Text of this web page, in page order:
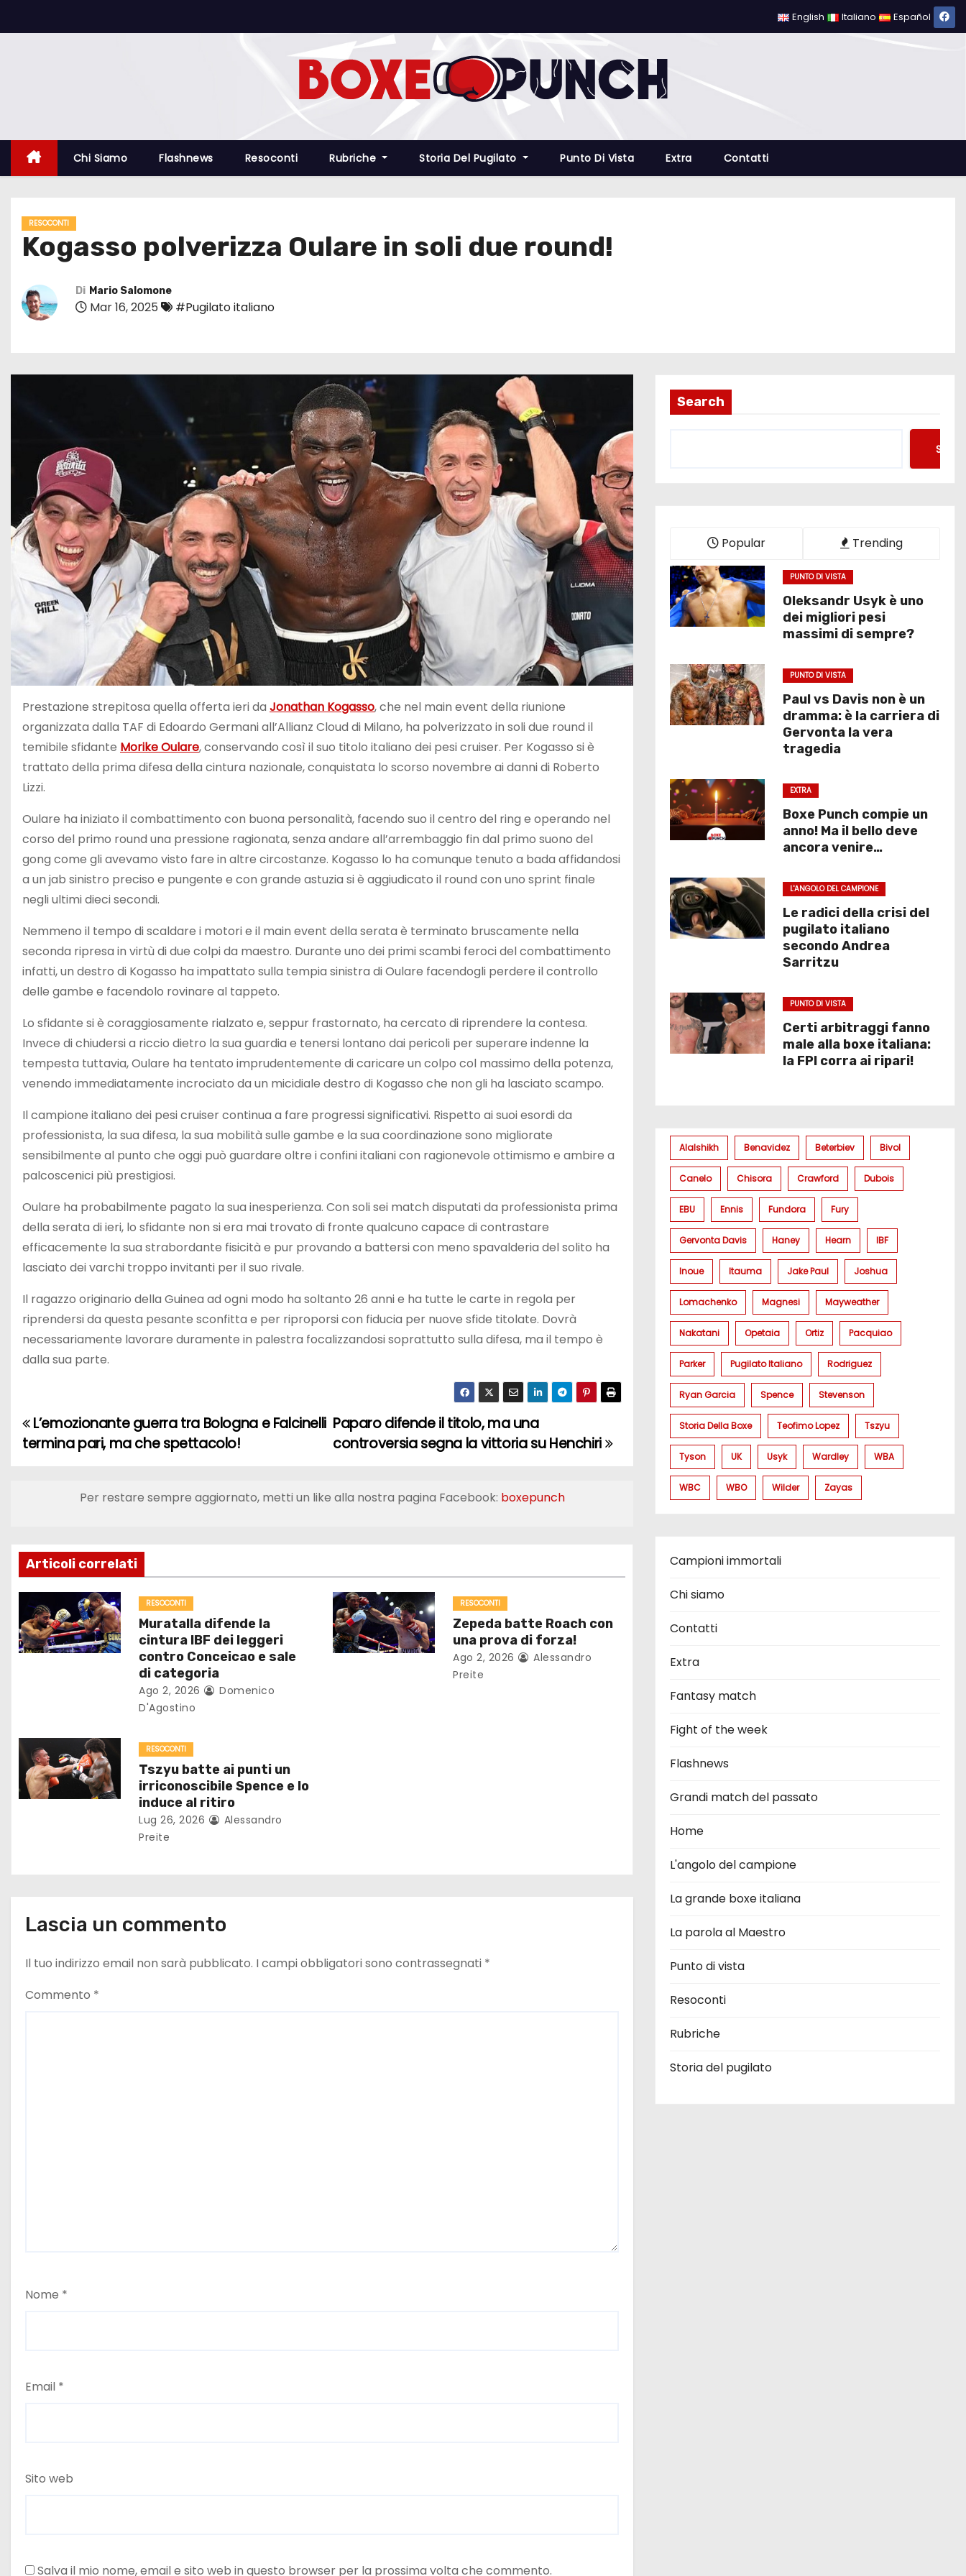
a
English Italiano Español
Chi Siamo Flashnews Resoconti Rubriche Storia Del Pugilato Punto Di Vista Extra Contatti
RESOCONTI
Kogasso polverizza Oulare in soli due round!
Di Mario Salomone
Mar 16, 2025 #Pugilato italiano
Prestazione strepitosa quella offerta ieri da Jonathan Kogasso, che nel main event della riunione
organizzata dalla TAF di Edoardo Germani all’Allianz Cloud di Milano, ha polverizzato in soli due round il
temibile sfidante Morike Oulare, conservando così il suo titolo italiano dei pesi cruiser. Per Kogasso si è
trattato della prima difesa della cintura nazionale, conquistata lo scorso novembre ai danni di Roberto
Lizzi.
Oulare ha iniziato il combattimento con buona personalità, facendo suo il centro del ring e operando nel
corso del primo round una pressione ragionata, senza andare all’arrembaggio fin dal primo suono del
gong come gli avevamo visto fare in altre circostanze. Kogasso lo ha comunque tenuto a bada affidandosi
a un jab sinistro preciso e pungente e con grande astuzia si è aggiudicato il round con uno sprint finale
negli ultimi dieci secondi.
Nemmeno il tempo di scaldare i motori e il main event della serata è terminato bruscamente nella
seconda ripresa in virtù di due colpi da maestro. Durante uno dei primi scambi feroci del combattimento
infatti, un destro di Kogasso ha impattato sulla tempia sinistra di Oulare facendogli perdere il controllo
delle gambe e facendolo rovinare al tappeto.
Lo sfidante si è coraggiosamente rialzato e, seppur frastornato, ha cercato di riprendere la contesa.
Invece di chiudersi a riccio dietro la sua guardia e tenersi lontano dai pericoli per superare indenne la
tempesta tuttavia, Oulare ha tentato imprudentemente di caricare un colpo col massimo della potenza,
venendo immediatamente incrociato da un micidiale destro di Kogasso che non gli ha lasciato scampo.
Il campione italiano dei pesi cruiser continua a fare progressi significativi. Rispetto ai suoi esordi da
professionista, la sua difesa, la sua mobilità sulle gambe e la sua coordinazione sono migliorate
sensibilmente al punto che oggi può guardare oltre i confini italiani con ragionevole ottimismo e ambire a
palcoscenici più prestigiosi.
Oulare ha probabilmente pagato la sua inesperienza. Con soli sei match disputati da professionista prima
della serata di ieri, lo sfidante non si era mai trovato di fronte qualcuno capace di contrastare
efficacemente la sua strabordante fisicità e pur provando a battersi con meno spavalderia del solito ha
lasciato dei varchi troppo invitanti per il suo rivale.
Il ragazzo originario della Guinea ad ogni modo ha soltanto 26 anni e ha tutte le carte in regola per
riprendersi da questa pesante sconfitta e per riproporsi con fiducia per nuove sfide titolate. Dovrà
necessariamente lavorare duramente in palestra focalizzandosi soprattutto sulla difesa, ma il tempo è
dalla sua parte.
N
g
a
z
i
e
a
r
o
i
Paparo difende il titolo, ma una
controversia segna la vittoria su Henchiri
L’emozionante guerra tra Bologna e Falcinelli
termina pari, ma che spettacolo!
Per restare sempre aggiornato, metti un like alla nostra pagina Facebook: boxepunch
Articoli correlati
RESOCONTI
Muratalla difende la
cintura IBF dei leggeri
contro Conceicao e sale
di categoria
Ago 2, 2026
Domenico
D'Agostino
RESOCONTI
Zepeda batte Roach con
una prova di forza!
Ago 2, 2026
Alessandro
Preite
RESOCONTI
Tszyu batte ai punti un
irriconoscibile Spence e lo
induce al ritiro
Lug 26, 2026
Alessandro
Preite
Lascia un commento
Il tuo indirizzo email non sarà pubblicato. I campi obbligatori sono contrassegnati *
Commento *
Nome *
Email *
Sito web
Salva il mio nome, email e sito web in questo browser per la prossima volta che commento.
Search
Popular Trending
PUNTO DI VISTA
Oleksandr Usyk è uno
dei migliori pesi
massimi di sempre?
PUNTO DI VISTA
Paul vs Davis non è un
dramma: è la carriera di
Gervonta la vera
tragedia
EXTRA
Boxe Punch compie un
anno! Ma il bello deve
ancora venire…
L'ANGOLO DEL CAMPIONE
Le radici della crisi del
pugilato italiano
secondo Andrea
Sarritzu
PUNTO DI VISTA
Certi arbitraggi fanno
male alla boxe italiana:
la FPI corra ai ripari!
Alalshikh Benavidez Beterbiev Bivol
Canelo Chisora Crawford Dubois
EBU Ennis Fundora Fury
Gervonta Davis Haney Hearn IBF
Inoue Itauma Jake Paul Joshua
Lomachenko Magnesi Mayweather
Nakatani Opetaia Ortiz Pacquiao
Parker Pugilato Italiano Rodriguez
Ryan Garcia Spence Stevenson
Storia Della Boxe Teofimo Lopez Tszyu
Tyson UK Usyk Wardley WBA
WBC WBO Wilder Zayas
Campioni immortali
Chi siamo
Contatti
Extra
Fantasy match
Fight of the week
Flashnews
Grandi match del passato
Home
L'angolo del campione
La grande boxe italiana
La parola al Maestro
Punto di vista
Resoconti
Rubriche
Storia del pugilato